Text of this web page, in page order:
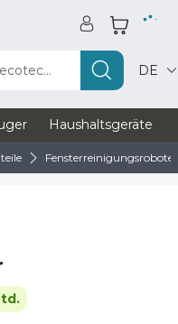
DE
Haushaltsgeräte